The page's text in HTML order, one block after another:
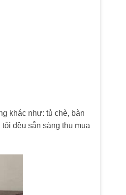
khác như: tủ chè, bàn
đều sẵn sàng thu mua